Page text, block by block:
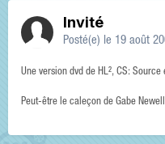
Invité
Posté(e) le 19 août
Une version dvd de HL², CS: Source
Peut-être le caleçon de Gabe